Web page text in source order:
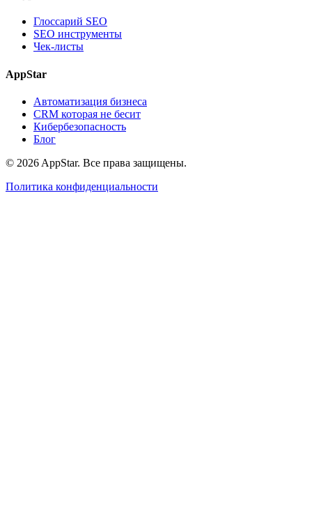
Глоссарий SEO
SEO инструменты
Чек-листы
AppStar
Автоматизация бизнеса
CRM которая не бесит
Кибербезопасность
Блог
© 2026 AppStar. Все права защищены.
Политика конфиденциальности